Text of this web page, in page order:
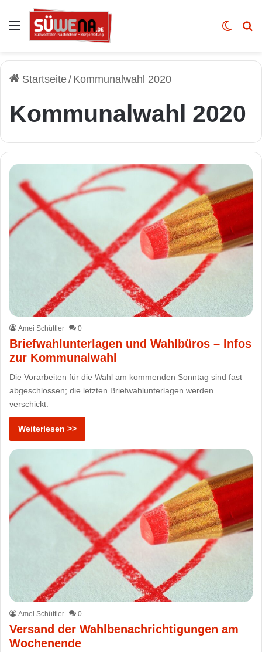
Auswahl Skin
Startseite/ Kommunalwahl 2020
Kommunalwahl 2020
Amei Schüttler 0
Briefwahlunterlagen und Wahlbüros – Infos
zur Kommunalwahl
Die Vorarbeiten für die Wahl am kommenden Sonntag sind fast
abgeschlossen; die letzten Briefwahlunterlagen werden
verschickt.
Weiterlesen >>
Amei Schüttler 0
Versand der Wahlbenachrichtigungen am
Wochenende